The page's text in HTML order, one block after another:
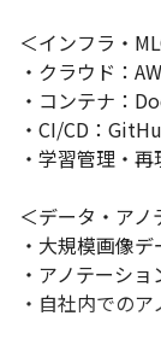
＜インフラ・
・クラウド：
・コンテナ：
・CI/CD：
・学習管理・
＜データ・アノ
・大規模画像
・アノテーシ
・自社内での